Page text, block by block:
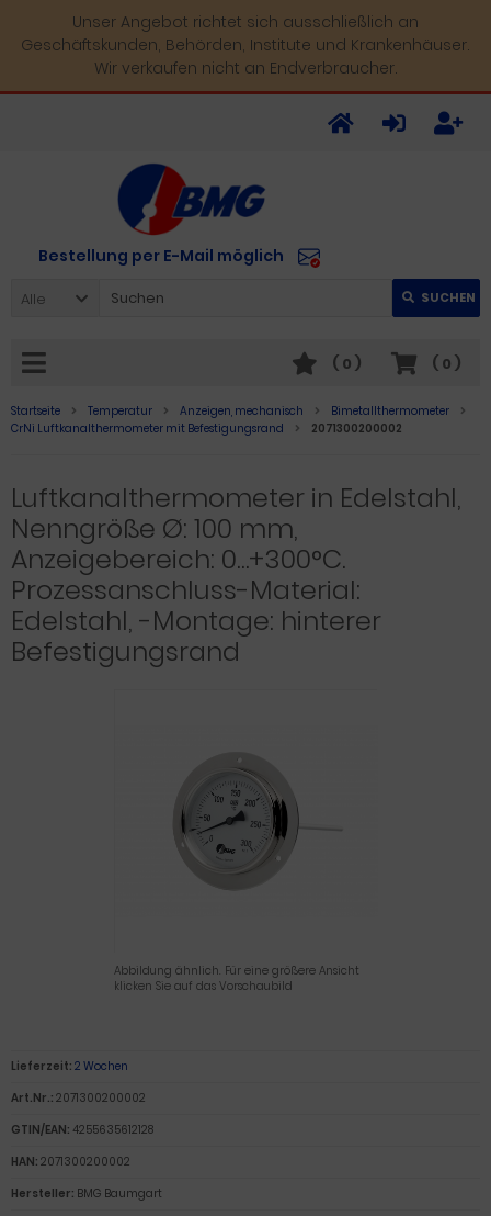
Unser Angebot richtet sich ausschließlich an
Geschäftskunden, Behörden, Institute und Krankenhäuser.
Wir verkaufen nicht an Endverbraucher.
Bestellung per E-Mail möglich
Alle SUCHEN
( 0 )
( 0 )
Startseite Temperatur Anzeigen, mechanisch
Bimetallthermometer
CrNi Luftkanalthermometer mit Befestigungsrand
2071300200002
Luftkanalthermometer in Edelstahl,
Nenngröße Ø: 100 mm,
Anzeigebereich: 0…+300°C.
Prozessanschluss-Material:
Edelstahl, -Montage: hinterer
Befestigungsrand
Abbildung ähnlich. Für eine größere Ansicht
klicken Sie auf das Vorschaubild
Lieferzeit: 2 Wochen
Art.Nr.: 2071300200002
GTIN/EAN: 4255635612128
HAN: 2071300200002
Hersteller: BMG Baumgart